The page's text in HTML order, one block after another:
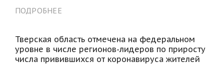
ПОДРОБНЕЕ
Тверская область отмечена на федеральном
уровне в числе регионов-лидеров по приросту
числа привившихся от коронавируса жителей